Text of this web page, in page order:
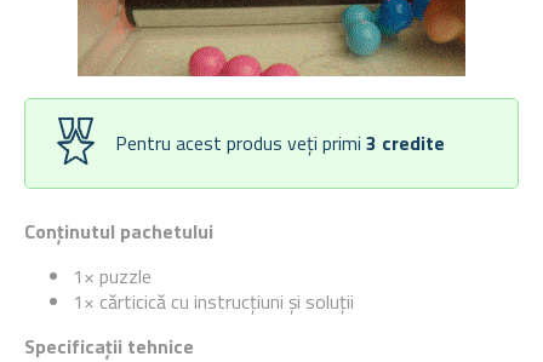
Conținutul pachetului
1× puzzle
1× cărticică cu instrucțiuni și soluții
Specificații tehnice
Pentru acest produs veți primi 3 credite